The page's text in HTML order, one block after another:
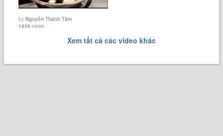
byNguyễn Thành Tâm
1936 views
Xem tất cả các video khác